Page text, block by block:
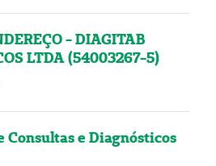
- DIAGITAB
LTDA (54003267-5)
e Diagnósticos